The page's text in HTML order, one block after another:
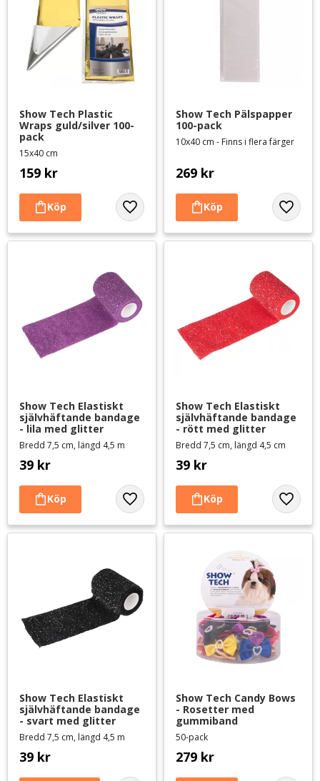
Show Tech Plastic
Wraps guld/silver 100-
pack
15x40 cm
159 kr
Lägg till i favoriter
Show Tech Pälspapper
100-pack
10x40 cm - Finns i flera färger
269 kr
Lägg
Show Tech Elastiskt
självhäftande bandage
- lila med glitter
Bredd 7,5 cm, längd 4,5 m
39 kr
Lägg till i favoriter
Show Tech Elastiskt
självhäftande bandage
- rött med glitter
Bredd 7,5 cm, längd 4,5 cm
39 kr
Lägg
Show Tech Elastiskt
självhäftande bandage
- svart med glitter
Bredd 7,5 cm, längd 4,5 m
39 kr
Show Tech Candy Bows
- Rosetter med
gummiband
50-pack
279 kr